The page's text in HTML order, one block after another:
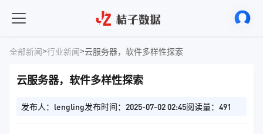
全部新闻>行业新闻>云服务器，软件多样性探索
云服务器，软件多样性探索
发布人：lengling发布时间：2025-07-02 02:45阅读量：491